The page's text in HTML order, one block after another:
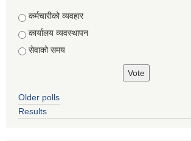
Choices
कर्मचारीको व्यवहार
कार्यालय व्यवस्थापन
सेवाको समय
Older polls
Results